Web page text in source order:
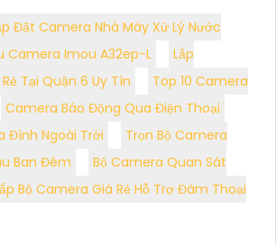
Đặt Camera Nhà Máy Xử Lý Nước
Camera Imou A32ep-L
Lắp
Tại Quận 6 Uy Tín
Top 10 Camera
Camera Báo Động Qua Điện Thoại
Đình Ngoài Trời
Trọn Bộ Camera
Ban Đêm
Bộ Camera Quan Sát
Bộ Camera Giá Rẻ Hỗ Trợ Đàm Thoại